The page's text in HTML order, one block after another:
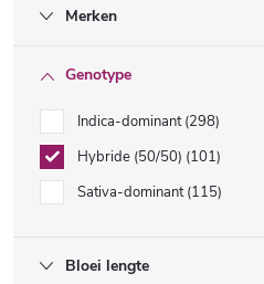
Merken
Genotype
Indica-dominant 298
Hybride (50/50) 101
Sativa-dominant 115
Bloei lengte